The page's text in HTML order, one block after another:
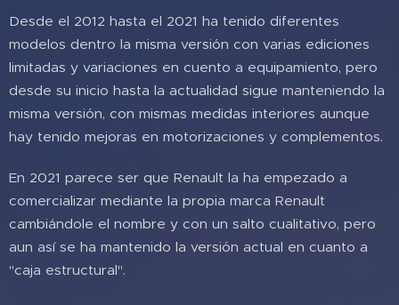
Desde el 2012 hasta el 2021 ha tenido diferentes
modelos dentro la misma versión con varias ediciones
limitadas y variaciones en cuento a equipamiento, pero
desde su inicio hasta la actualidad sigue manteniendo la
misma versión, con mismas medidas interiores aunque
hay tenido mejoras en motorizaciones y complementos.
En 2021 parece ser que Renault la ha empezado a
comercializar mediante la propia marca Renault
cambiándole el nombre y con un salto cualitativo, pero
aun así se ha mantenido la versión actual en cuanto a
"caja estructural".